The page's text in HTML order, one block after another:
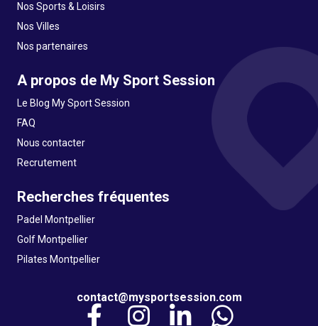
Nos Sports & Loisirs
Nos Villes
Nos partenaires
A propos de My Sport Session
Le Blog My Sport Session
FAQ
Nous contacter
Recrutement
Recherches fréquentes
Padel Montpellier
Golf Montpellier
Pilates Montpellier
contact@mysportsession.com